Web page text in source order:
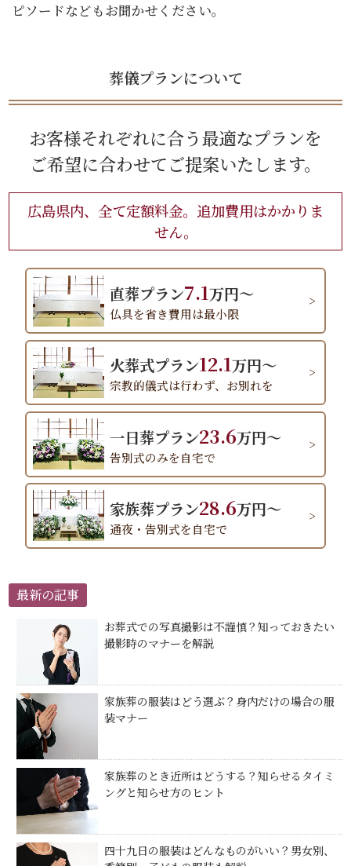
ピソードなどもお聞かせください。
葬儀プランについて
お客様それぞれに合う最適なプランを
ご希望に合わせてご提案いたします。
広島県内、全て定額料金。追加費用はかかりま
せん。
直葬プラン7.1万円～
仏具を省き費用は最小限
火葬式プラン12.1万円～
宗教的儀式は行わず、お別れを
一日葬プラン23.6万円～
告別式のみを自宅で
家族葬プラン28.6万円～
通夜・告別式を自宅で
最新の記事
お葬式での写真撮影は不謹慎？知っておきたい
撮影時のマナーを解説
家族葬の服装はどう選ぶ？身内だけの場合の服
装マナー
家族葬のとき近所はどうする？知らせるタイミ
ングと知らせ方のヒント
四十九日の服装はどんなものがいい？男女別、